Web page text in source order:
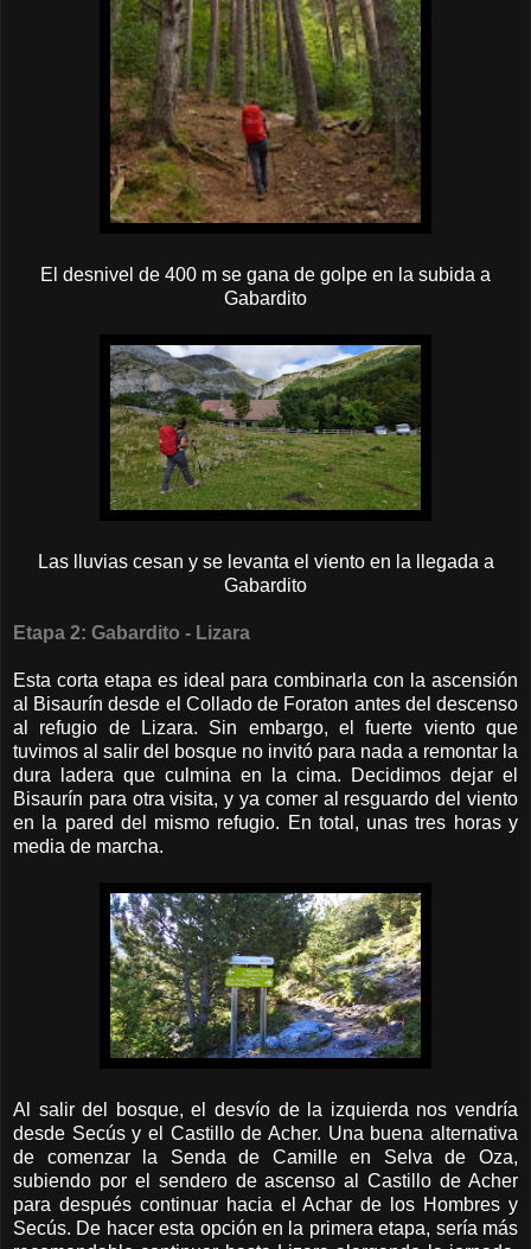
El desnivel de 400 m se gana de golpe en la subida a
Gabardito
Las lluvias cesan y se levanta el viento en la llegada a
Gabardito
Etapa 2: Gabardito - Lizara
Esta corta etapa es ideal para combinarla con la ascensión
al Bisaurín desde el Collado de Foraton antes del descenso
al refugio de Lizara. Sin embargo, el fuerte viento que
tuvimos al salir del bosque no invitó para nada a remontar la
dura ladera que culmina en la cima. Decidimos dejar el
Bisaurín para otra visita, y ya comer al resguardo del viento
en la pared del mismo refugio. En total, unas tres horas y
media de marcha.
Al salir del bosque, el desvío de la izquierda nos vendría
desde Secús y el Castillo de Acher. Una buena alternativa
de comenzar la Senda de Camille en Selva de Oza,
subiendo por el sendero de ascenso al Castillo de Acher
para después continuar hacia el Achar de los Hombres y
Secús. De hacer esta opción en la primera etapa, sería más